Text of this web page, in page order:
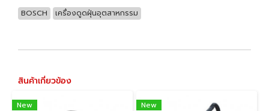
BOSCH เครื่องดูดฝุ่นอุตสาหกรรม
สินค้าเกี่ยวข้อง
New New